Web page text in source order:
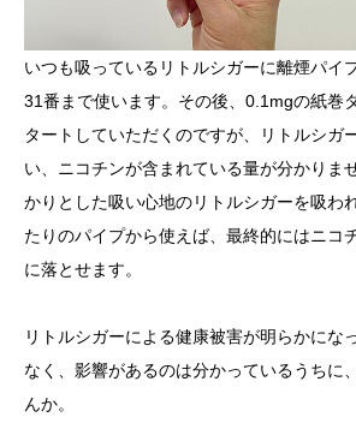
いつも吸っているリトルシガーに離煙パイ
31番まで使います。その後、0.1mgの紙巻
タートしていただくのですが、リトルシガ
い、ニコチンが含まれている量が分かりま
かりとした吸い心地のリトルシガーを吸わ
たりのパイプから使えば、最終的にはニコ
に落とせます。
リトルシガーによる健康被害が明らかにな
なく、影響があるのは分かっているうちに
んか。